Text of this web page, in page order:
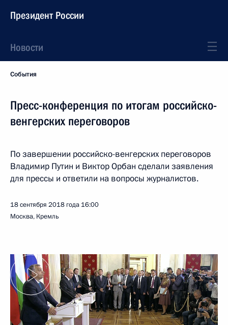
Президент России
Новости
События
Пресс-конференция по итогам российско-
венгерских переговоров
По завершении российско-венгерских переговоров
Владимир Путин и Виктор Орбан сделали заявления
для прессы и ответили на вопросы журналистов.
18 сентября 2018 года 16:00
Москва, Кремль